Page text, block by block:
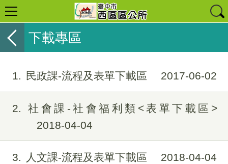
下載專區
1 民政課-流程及表單下載區 2017-06-02
2
社會課-社會福利類<表單下載區>
2018-04-04
3 人文課-流程及表單下載區 2018-04-04